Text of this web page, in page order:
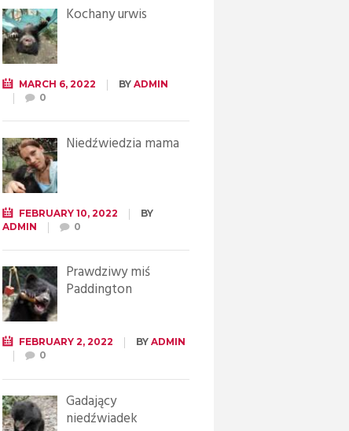
Kochany urwis
MARCH 6, 2022 BY ADMIN
0
Niedźwiedzia mama
FEBRUARY 10, 2022
BY
ADMIN
0
Prawdziwy miś
Paddington
FEBRUARY 2, 2022 BY ADMIN
0
Gadający
niedźwiadek